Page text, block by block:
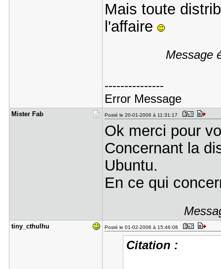
Mais toute
l'affaire
Message
---------------
Error Message
Mister Fab Posté le 20-01-2006 à 11:31:17
Ok merci pour
Concernant la
Ubuntu.
En ce qui
tiny_cthul​hu Posté le 01-02-2006 à 15:46:08
Citation :